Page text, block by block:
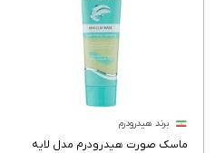
برند هیدرودرم
ماسک صورت هیدرودرم مدل لایه